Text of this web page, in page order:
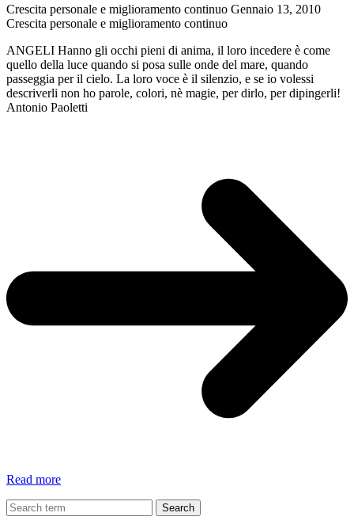
Neruda
Crescita personale e miglioramento continuo Gennaio 13, 2010
Crescita personale e miglioramento continuo
ANGELI Hanno gli occhi pieni di anima, il loro incedere è come
quello della luce quando si posa sulle onde del mare, quando
passeggia per il cielo. La loro voce è il silenzio, e se io volessi
descriverli non ho parole, colori, nè magie, per dirlo, per dipingerli!
Antonio Paoletti
Read moreAngeli
Antonio
Search